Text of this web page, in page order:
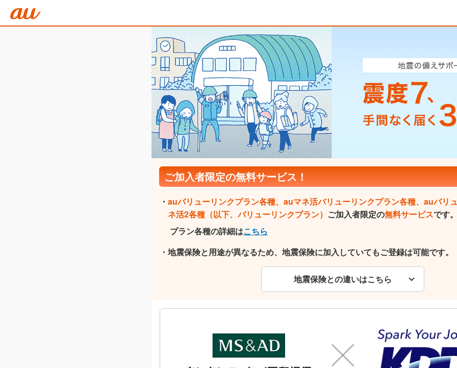
ご加入者限定の無料サービス！
・ auバリューリンクプラン各種、auマネ活バリューリンクプラン各種、auバリ
ネ活2各種（以下、バリューリンクプラン） ご加入者限定の無料サービスです
プラン各種の詳細はこちら
・ 地震保険と用途が異なるため、地震保険に加入していてもご登録は可能です。
地震保険との違いはこちら